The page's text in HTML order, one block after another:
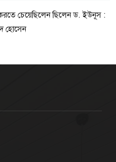
করতে চেয়েছিলেন ছিলেন ড. ইউনূস :
হোসেন